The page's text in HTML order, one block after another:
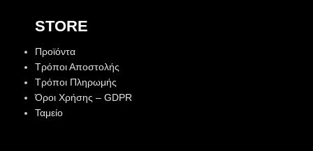
STORE
Προϊόντα
Τρόποι Αποστολής
Τρόποι Πληρωμής
Όροι Χρήσης – GDPR
Ταμείο